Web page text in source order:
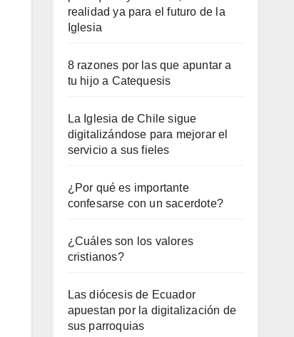
realidad ya para el futuro de la
Iglesia
8 razones por las que apuntar a
tu hijo a Catequesis
La Iglesia de Chile sigue
digitalizándose para mejorar el
servicio a sus fieles
¿Por qué es importante
confesarse con un sacerdote?
¿Cuáles son los valores
cristianos?
Las diócesis de Ecuador
apuestan por la digitalización de
sus parroquias